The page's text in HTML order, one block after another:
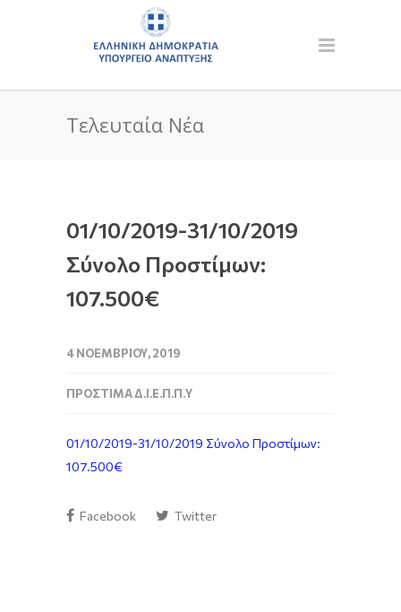
Τελευταία Νέα
01/10/2019-31/10/2019
Σύνολο Προστίμων:
107.500€
4 ΝΟΕΜΒΡΊΟΥ, 2019
ΠΡΌΣΤΙΜΑ Δ.Ι.Ε.Π.Π.Υ
01/10/2019-31/10/2019 Σύνολο Προστίμων:
107.500€
Facebook Twitter